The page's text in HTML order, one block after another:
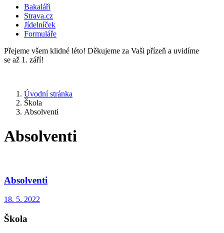
Bakaláři
Strava.cz
Jídelníček
Formuláře
Přejeme všem klidné léto! Děkujeme za Vaši přízeň a uvidíme
se až 1. září!
Úvodní stránka
Škola
Absolventi
Absolventi
Absolventi
18. 5. 2022
Škola